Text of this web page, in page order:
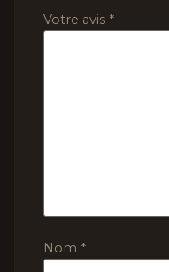
Votre avis *
Nom *